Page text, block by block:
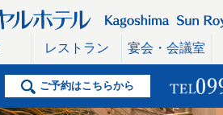
レストラン 宴会・会議室
ご予約はこちらから